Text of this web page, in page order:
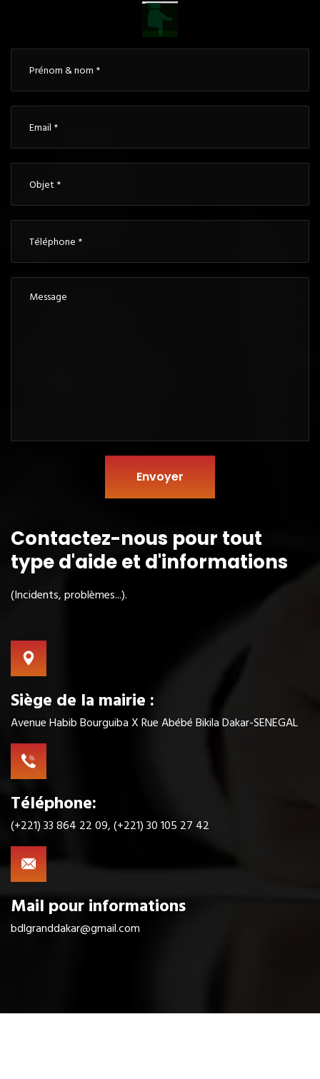
Envoyer
Contactez-nous pour tout
typed'aide et d'informations
(Incidents, problèmes...).
Siège de la mairie :
Avenue Habib Bourguiba X Rue Abébé Bikila Dakar-SENEGAL
Téléphone:
(+221) 33 864 22 09, (+221) 30 105 27 42
Mail pour informations
bdlgranddakar@gmail.com